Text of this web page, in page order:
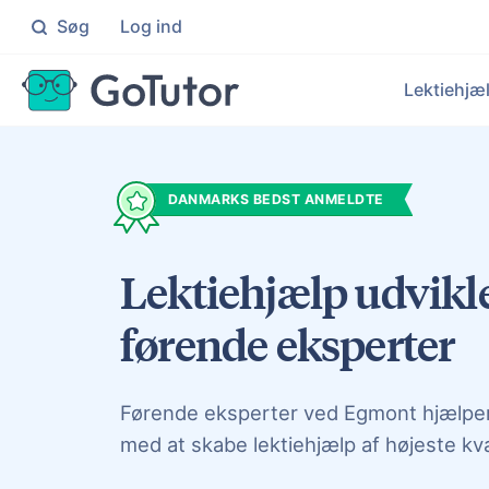
Søg Log ind
Gymnasiet
DANMARKS BEDST ANMELDTE
Lektiehjælp
førende eksperter
Førende eksperter ved Egmont
med at skabe lektiehjælp af højeste